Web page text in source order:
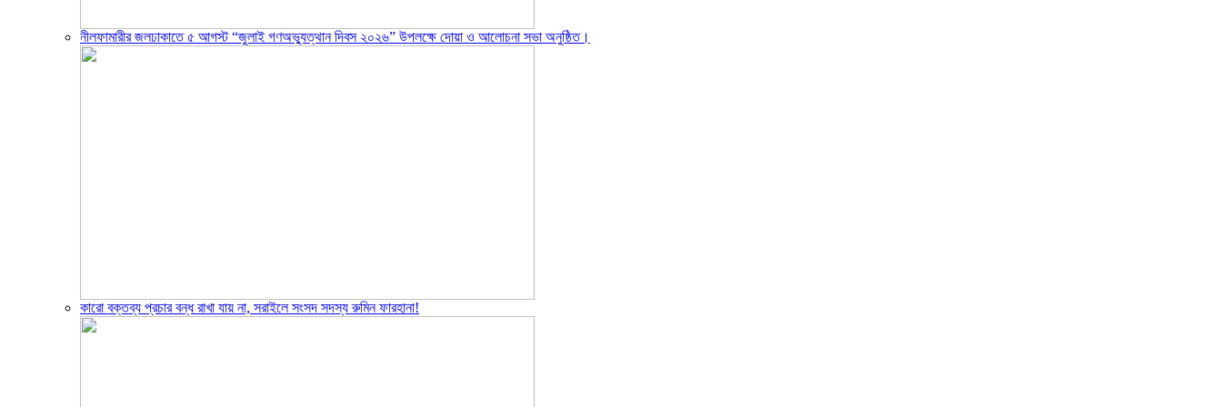
নীলফামারীর জলঢাকাতে ৫ আগস্ট “জুলাই গণঅভ্যুত্থান দিবস ২০২৬” উপলক্ষে দোয়া ও আলোচনা সভা অনুষ্ঠিত।
‎কারো বক্তব্য প্রচার বন্ধ রাখা যায় না, সরাইলে সংসদ সদস্য রুমিন ফারহানা!